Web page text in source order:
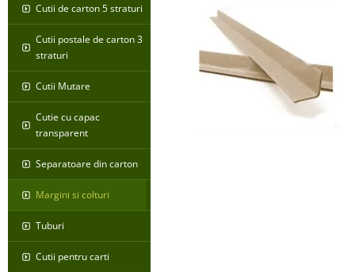
Cutii de carton 5 straturi
Cutii postale de carton 3
straturi
Cutii Mutare
Cutie cu capac
transparent
Separatoare din carton
Margini si colturi
Tuburi
Cutii pentru carti